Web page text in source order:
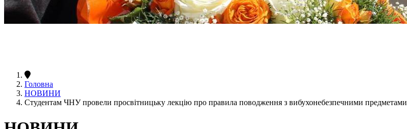
Головна
НОВИНИ
Студентам ЧНУ провели просвітницьку лекцію про правила поводження з вибухонебезпечними предметами